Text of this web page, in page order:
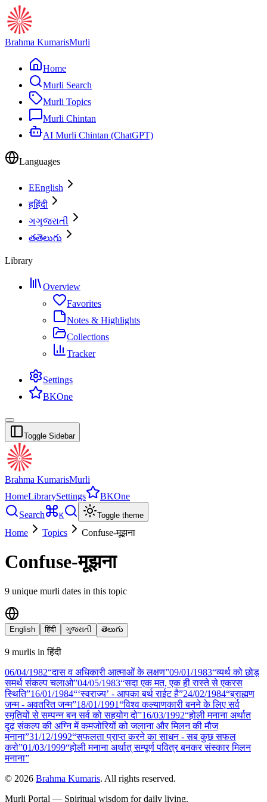
Brahma KumarisMurli
Home
Murli Search
Murli Topics
Murli Chintan
AI Murli Chintan (ChatGPT)
Languages
EEnglish
हहिंदी
ગગુજરાતી
తతెలుగు
Library
Overview
Favorites
Notes & Highlights
Collections
Tracker
Settings
BKOne
Toggle Sidebar
Brahma KumarisMurli
HomeLibrarySettings
BKOne
Search
K Toggle theme
Home Topics Confuse-मूझना
Confuse-मूझना
9 unique murli dates in this topic
English हिंदी ગુજરાતી తెలుగు
9 murlis inहिंदी
06/04/1982“दास व अधिकारी आत्माओं के लक्षण”09/01/1983“व्यर्थ को छोड़
समर्थ संकल्प चलाओ”04/05/1983“सदा एक मत, एक ही रास्ते से एकरस
स्थिति”16/01/1984“‘स्वराज्य’ - आपका बर्थ राईट है”24/02/1984“ब्राह्मण
जन्म - अवतरित जन्म”18/01/1991“विश्व कल्याणकारी बनने के लिए सर्व
स्मृतियों से सम्पन्न बन सर्व को सहयोग दो”16/03/1992“होली मनाना अर्थात
दृढ़ संकल्प की अग्नि में कमजोरियों को जलाना और मिलन की मौज
मनाना”31/12/1992“सफलता प्राप्त करने का साधन - सब कुछ सफल
करो”01/03/1999“होली मनाना अर्थात् सम्पूर्ण पवित्र बनकर संस्कार मिलन
मनाना”
© 2026 Brahma Kumaris. All rights reserved.
Murli Portal — Spiritual wisdom for daily living.